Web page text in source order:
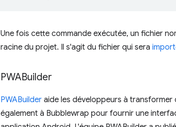
Une fois cette commande exécutée, un fichier
racine du projet. Il s'agit du fichier qui sera
PWABuilder
PWABuilder aide les développeurs à
également à Bubblewrap pour fournir une